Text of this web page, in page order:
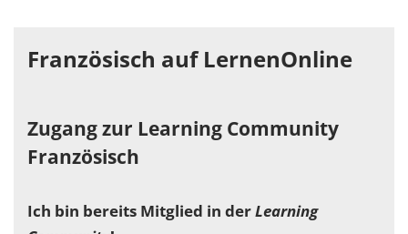
Französisch auf LernenOnline
Zugang zur Learning Community
Französisch
Ich bin bereits Mitglied in derLearning